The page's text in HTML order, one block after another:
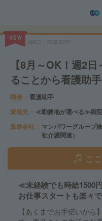
NEW
【8月～OK！週2
ることから看護助
職種
看護助手
派遣先
≪勤務地が選べる≫病院
派遣会社
マンパワーグルー
祉介護関連）
こ
≪未経験でも時給1500
お仕事スタートも楽々
【あくまでお手伝いから